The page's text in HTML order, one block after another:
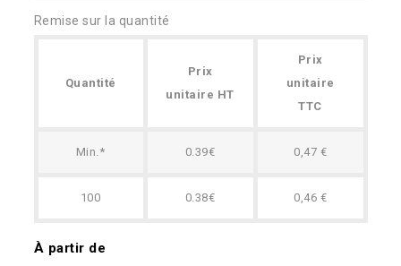
Remise sur la quantité
Quantité
Prix
unitaire HT
Prix
unitaire
TTC
Min.* 0.39€ 0,47 €
100 0.38€ 0,46 €
À partir de